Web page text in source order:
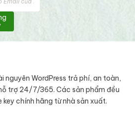
nguyên WordPress trả phí, an toàn,
trợ 24/7/365. Các sản phẩm đều
chính hãng từ nhà sản xuất.